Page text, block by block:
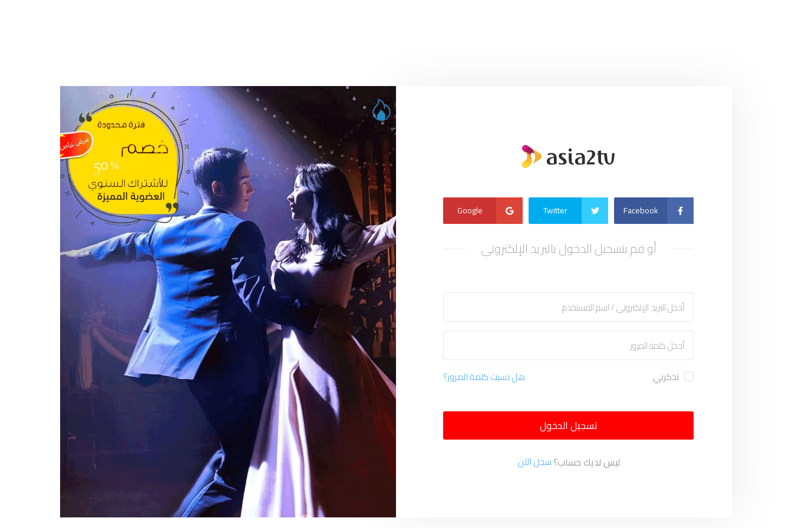
Facebook
Twitter
Google
أو قم بتسجيل الدخول بالبريد الإلكتروني
تذكرني هل نسيت كلمة المرور؟
تسجيل الدخول
ليس لديك حساب؟سجل الآن